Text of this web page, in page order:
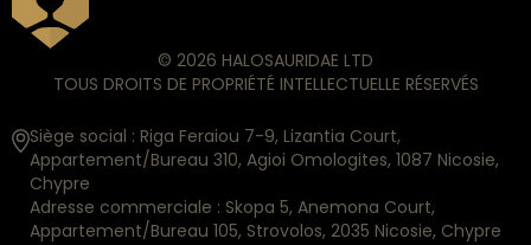
© 2026 HALOSAURIDAE LTD
TOUS DROITS DE PROPRIÉTÉ INTELLECTUELLE RÉSERVÉS
Siège social : Riga Feraiou 7-9, Lizantia Court,
Appartement/Bureau 310, Agioi Omologites, 1087 Nicosie,
Chypre
Adresse commerciale : Skopa 5, Anemona Court,
Appartement/Bureau 105, Strovolos, 2035 Nicosie, Chypre